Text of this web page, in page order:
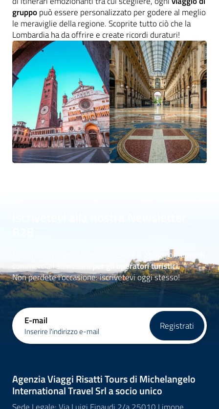
gruppopuò essere personalizzato per godere al meglio
le meraviglie della regione. Scoprite tutto ciò che la
Lombardia ha da offrire e create ricordi duraturi!
Scoprite le nostre offerte esclusive e gli aggiornamenti
commerciali su misura
per gli operatori turistici.
Non perdete l'occasione: iscrivetevi oggi stesso!
E-mail
Inserire l'indirizzo e-mail Registrati
Agenzia Viaggi Risatti Tours di Michelangelo
International Travel Srl a socio unico